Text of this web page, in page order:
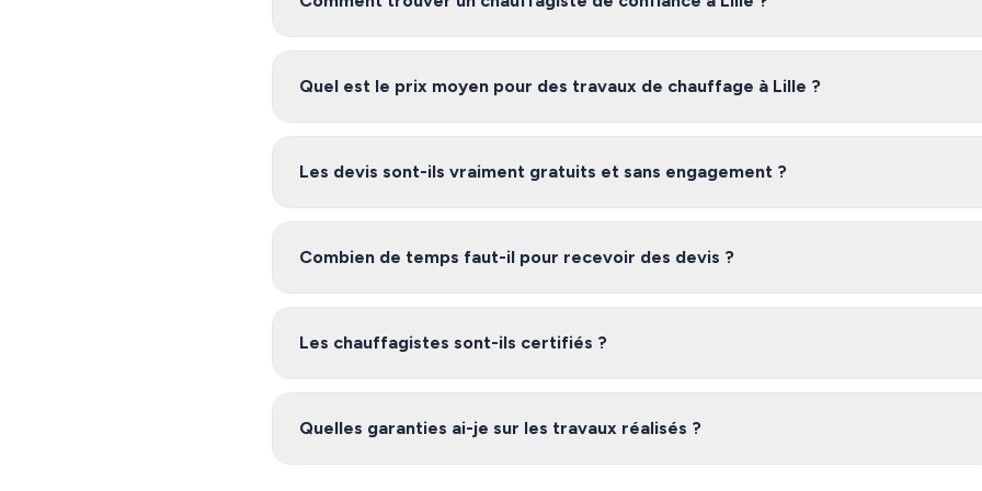
Pour trouver un chauffagiste fiable à Lille, nous vous recommandons de comparer plusieurs
Quel est le prix moyen pour des travaux de chauffage à Lille ?
Les tarifs de chauffage à Lille varient selon l'ampleur des travaux, les matériaux utilisés et la
Les devis sont-ils vraiment gratuits et sans engagement ?
Oui, notre service est 100% gratuit et sans engagement. Vous recevez jusqu'à 3 devis de
Combien de temps faut-il pour recevoir des devis ?
Après avoir rempli le formulaire, vous recevez généralement vos devis sous 48 heures. Les
Les chauffagistes sont-ils certifiés ?
Oui, les artisans de notre réseau dans le Nord sont des professionnels vérifiés disposant des
réseau.
Quelles garanties ai-je sur les travaux réalisés ?